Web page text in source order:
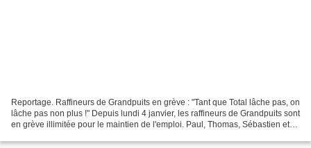
Reportage. Raffineurs de Grandpuits en grève : "Tant que Total lâche pas, on
lâche pas non plus !" Depuis lundi 4 janvier, les raffineurs de Grandpuits sont
en grève illimitée pour le maintien de l'emploi. Paul, Thomas, Sébastien et